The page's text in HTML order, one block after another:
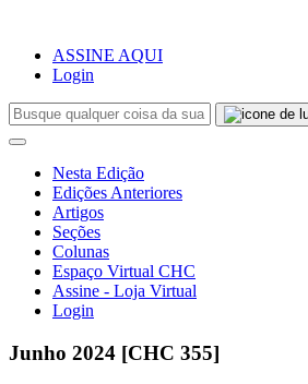
ASSINE AQUI
Login
Nesta Edição
Edições Anteriores
Artigos
Seções
Colunas
Espaço Virtual CHC
Assine - Loja Virtual
Login
Junho 2024 [CHC 355]